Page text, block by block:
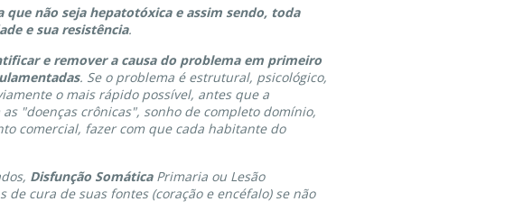
não seja hepatotóxica e assim sendo, toda
e sua resistência.
e remover a causa do problema em primeiro
. Se o problema é estrutural, psicológico,
o mais rápido possível, antes que a
"doenças crônicas", sonho de completo domínio,
comercial, fazer com que cada habitante do
Disfunção SomáticaPrimaria ou Lesão
cura de suas fontes (coração e encéfalo) se não